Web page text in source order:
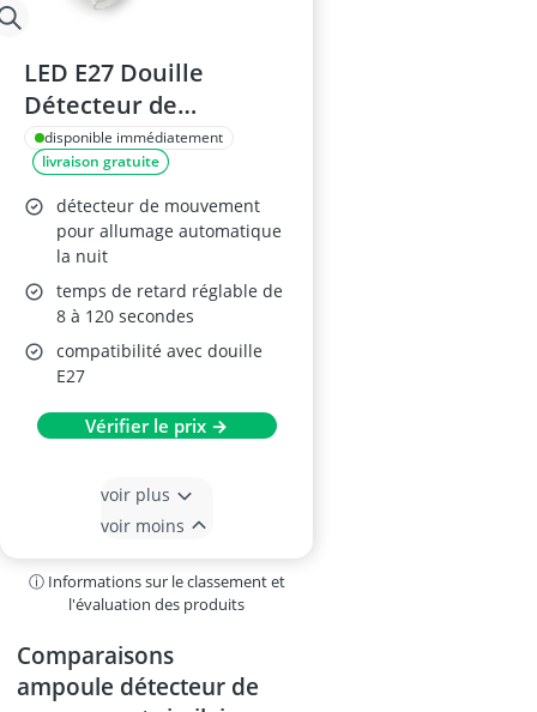
LED E27 Douille
Détecteur de
Mouvement
disponible immédiatement
livraison gratuite
détecteur de mouvement
pour allumage automatique
la nuit
temps de retard réglable de
8 à 120 secondes
compatibilité avec douille
E27
Vérifier le prix →
voir plus
voir moins
ⓘ Informations sur le classement et
l'évaluation des produits
Comparaisons
ampoule détecteur de